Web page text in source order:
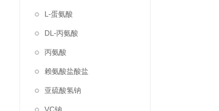
L-蛋氨酸
DL-丙氨酸
丙氨酸
赖氨酸盐酸盐
亚硫酸氢钠
VC钠